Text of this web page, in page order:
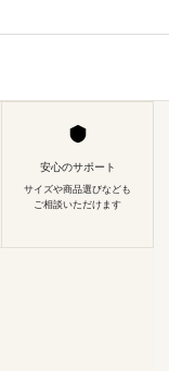
安心のサポート
サイズや商品選びなども
ご相談いただけます